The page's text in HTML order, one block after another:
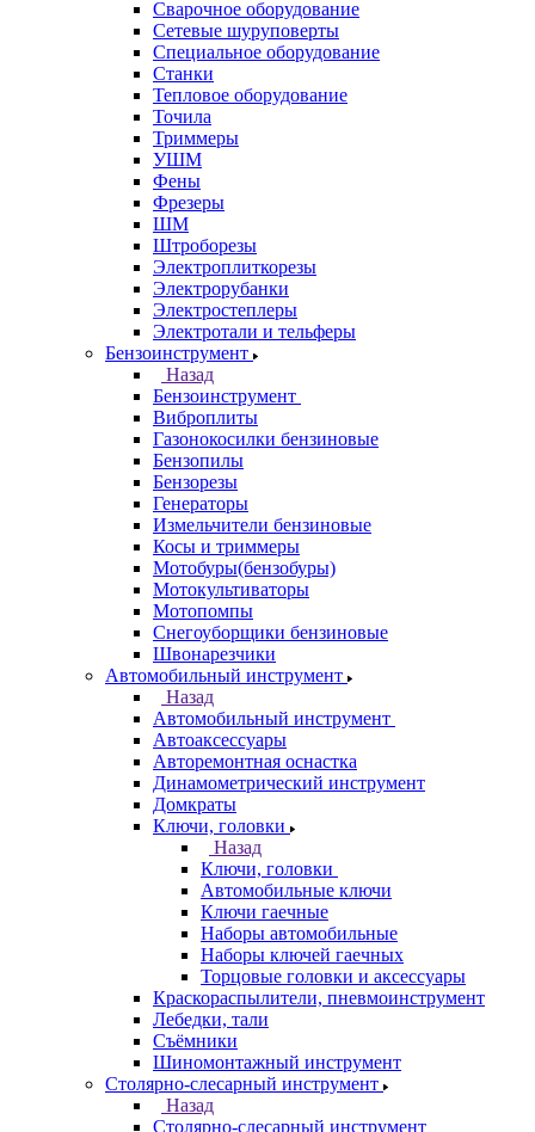
Сварочное оборудование
Сетевые шуруповерты
Специальное оборудование
Станки
Тепловое оборудование
Точила
Триммеры
УШМ
Фены
Фрезеры
ШМ
Штроборезы
Электроплиткорезы
Электрорубанки
Электростеплеры
Электротали и тельферы
Бензоинструмент
Назад
Бензоинструмент
Виброплиты
Газонокосилки бензиновые
Бензопилы
Бензорезы
Генераторы
Измельчители бензиновые
Косы и триммеры
Мотобуры(бензобуры)
Мотокультиваторы
Мотопомпы
Снегоуборщики бензиновые
Швонарезчики
Автомобильный инструмент
Назад
Автомобильный инструмент
Автоаксессуары
Авторемонтная оснастка
Динамометрический инструмент
Домкраты
Ключи, головки
Назад
Ключи, головки
Автомобильные ключи
Ключи гаечные
Наборы автомобильные
Наборы ключей гаечных
Торцовые головки и аксессуары
Краскораспылители, пневмоинструмент
Лебедки, тали
Съёмники
Шиномонтажный инструмент
Столярно-слесарный инструмент
Назад
Столярно-слесарный инструмент